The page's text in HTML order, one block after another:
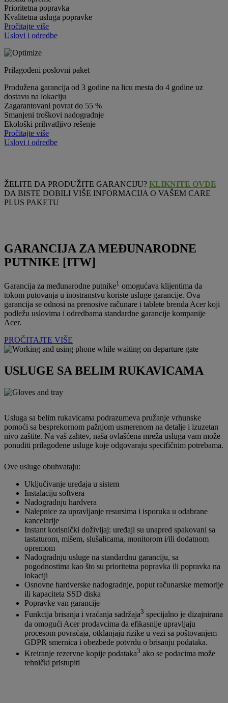
Prioritetna popravka
Kvalitetna usluga popravke
Pročitajte više
Uslovi i odredbe
Prilagođeni poslovni paket
Produžena garancija od 3 godine na licu mesta do 4 godine uz
dostavu na lokaciju
Zagarantovani povrat do 55 %
Smanjeni troškovi nadogradnje
Ekološki prihvatljivo rešenje
Pročitajte više
Uslovi i odredbe
ŽELITE DA PRODUŽITE GARANCIJU? KLIKNITE OVDE
DA BISTE DOBILI VIŠE INFORMACIJA O VAŠEM CARE
PLUS PAKETU
GARANCIJA ZA MEĐUNARODNE
PUTNIKE [ITW]
Garancija za međunarodne putnike1 omogućava klijentima da
tokom putovanja u inostranstvu koriste usluge garancije. Ova
garancija se odnosi na prenosive računare i tablete brenda Acer koji
podležu uslovima i odredbama standardne garancije kompanije
Acer.
PROČITAJTE VIŠE
USLUGE SA BELIM RUKAVICAMA
Usluga sa belim rukavicama podrazumeva pružanje vrhunske
pomoći sa besprekornom pažnjom usmerenom na detalje i izuzetan
nivo zaštite. Na vaš zahtev, naša ovlašćena mreža usluga vam može
ponuditi prilagođene usluge koje odgovaraju specifičnim potrebama.
Ove usluge obuhvataju:
Uključivanje uređaja u sistem
Instalaciju softvera
Nadogradnju hardvera
Nalepnice za upravljanje resursima i isporuka u odabrane
kancelarije
Instant korisnički doživljaj: uređaji su unapred spakovani sa
tastaturom, mišem, slušalicama, monitorom i/ili dodatnom
opremom
Nadogradnju usluge na standardnu garanciju, sa
pogodnostima kao što su prioritetna popravka ili popravka na
lokaciji
Osnovne hardverske nadogradnje, poput računarske memorije
ili kapaciteta SSD diska
Popravke van garancije
Funkcija brisanja i vraćanja sadržaja3 specijalno je dizajnirana
da omogući Acer prodavcima da efikasnije upravljaju
procesom povraćaja, otklanjaju rizike u vezi sa poštovanjem
GDPR smernica i obezbede potvrdu o brisanju podataka.
Kreiranje rezervne kopije podataka3 ako se podacima može
tehnički pristupiti